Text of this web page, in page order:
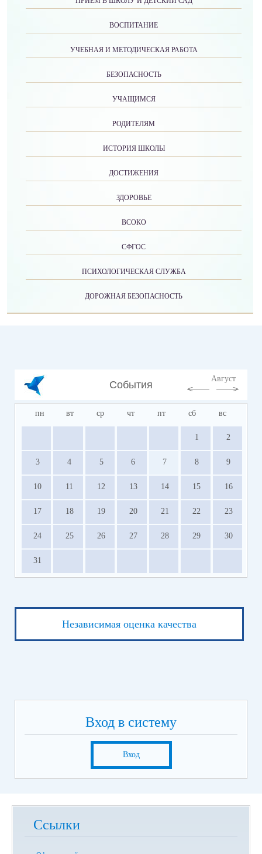
ВОСПИТАНИЕ
УЧЕБНАЯ И МЕТОДИЧЕСКАЯ РАБОТА
БЕЗОПАСНОСТЬ
УЧАЩИМСЯ
РОДИТЕЛЯМ
ИСТОРИЯ ШКОЛЫ
ДОСТИЖЕНИЯ
ЗДОРОВЬЕ
ВСОКО
СФГОС
ПСИХОЛОГИЧЕСКАЯ СЛУЖБА
ДОРОЖНАЯ БЕЗОПАСНОСТЬ
События
Август
пн вт ср чт пт сб вс
1 2
3 4 5 6 7 8 9
10 11 12 13 14 15 16
17 18 19 20 21 22 23
24 25 26 27 28 29 30
31
Независимая оценка качества
Вход в систему
Вход
Ссылки